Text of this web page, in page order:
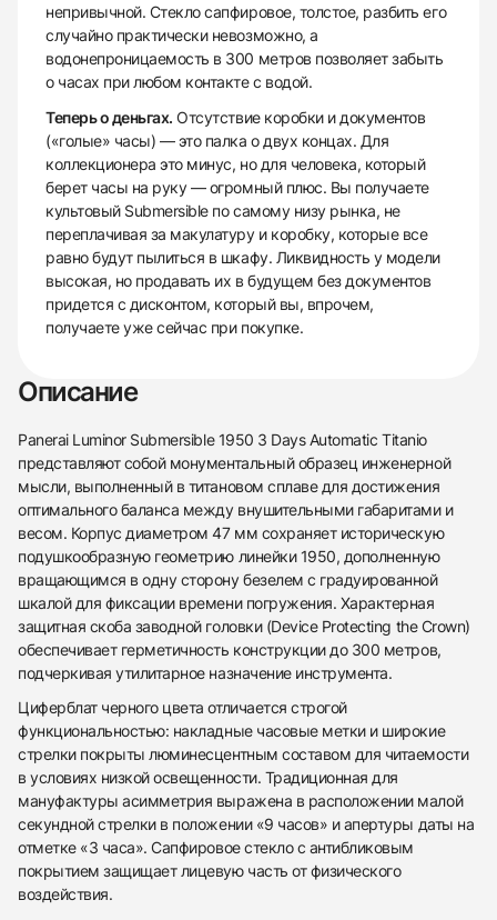
438
285
145
142
205
204
195
150
6
непривычной. Стекло сапфировое, толстое, разбить его
случайно практически невозможно, а
водонепроницаемость в 300 метров позволяет забыть
о часах при любом контакте с водой.
Теперь о деньгах. Отсутствие коробки и документов
(«голые» часы) — это палка о двух концах. Для
коллекционера это минус, но для человека, который
берет часы на руку — огромный плюс. Вы получаете
культовый Submersible по самому низу рынка, не
переплачивая за макулатуру и коробку, которые все
равно будут пылиться в шкафу. Ликвидность у модели
высокая, но продавать их в будущем без документов
придется с дисконтом, который вы, впрочем,
получаете уже сейчас при покупке.
Описание
Panerai Luminor Submersible 1950 3 Days Automatic Titanio
представляют собой монументальный образец инженерной
мысли, выполненный в титановом сплаве для достижения
оптимального баланса между внушительными габаритами и
весом. Корпус диаметром 47 мм сохраняет историческую
подушкообразную геометрию линейки 1950, дополненную
вращающимся в одну сторону безелем с градуированной
шкалой для фиксации времени погружения. Характерная
защитная скоба заводной головки (Device Protecting the Crown)
обеспечивает герметичность конструкции до 300 метров,
подчеркивая утилитарное назначение инструмента.
Циферблат черного цвета отличается строгой
функциональностью: накладные часовые метки и широкие
стрелки покрыты люминесцентным составом для читаемости
в условиях низкой освещенности. Традиционная для
мануфактуры асимметрия выражена в расположении малой
секундной стрелки в положении «9 часов» и апертуры даты на
отметке «3 часа». Сапфировое стекло с антибликовым
покрытием защищает лицевую часть от физического
воздействия.